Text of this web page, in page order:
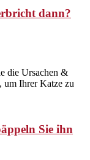
dann?
die Ursachen &
Ihrer Katze zu
Sie ihn